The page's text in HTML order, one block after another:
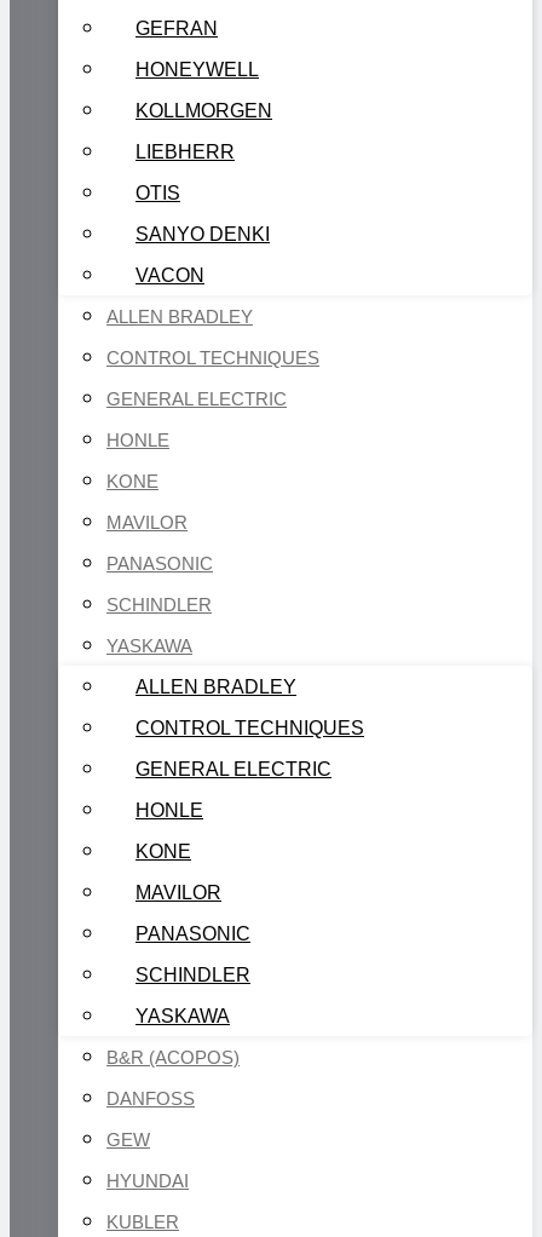
GEFRAN
HONEYWELL
KOLLMORGEN
LIEBHERR
OTIS
SANYO DENKI
VACON
ALLEN BRADLEY
CONTROL TECHNIQUES
GENERAL ELECTRIC
HONLE
KONE
MAVILOR
PANASONIC
SCHINDLER
YASKAWA
ALLEN BRADLEY
CONTROL TECHNIQUES
GENERAL ELECTRIC
HONLE
KONE
MAVILOR
PANASONIC
SCHINDLER
YASKAWA
B&R (ACOPOS)
DANFOSS
GEW
HYUNDAI
KUBLER